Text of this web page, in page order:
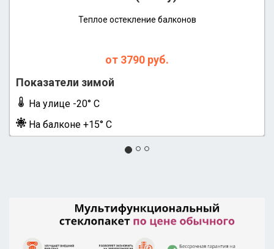
Теплое остекление балконов
от 3790 руб.
Показатели зимой
На улице -20° С
На балконе +15° С